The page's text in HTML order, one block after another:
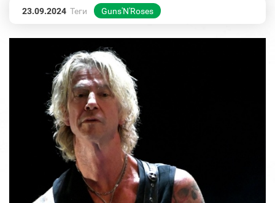
23.09.2024 Теги Guns'N'Roses